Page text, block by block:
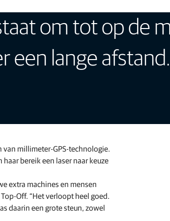
om tot op de
een lange
van millimeter-GPS-technologie.
bereik een laser naar keuze
extra machines en mensen
Off. “Het verloopt heel goed.
daarin een grote steun, zowel